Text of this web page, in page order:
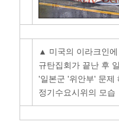
▲ 미국의 이라크인
규탄집회가 끝난 후
'일본군 '위안부' 문제
정기수요시위의 모